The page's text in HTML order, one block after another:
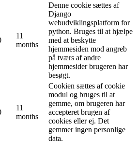
11
months
Denne cookie sættes af
Django
webudviklingsplatform for
python. Bruges til at hjælpe
med at beskytte
hjemmesiden mod angreb
på tværs af andre
hjemmesider brugeren har
besøgt.
11
months
Cookien sættes af cookie
modul og bruges til at
gemme, om brugeren har
accepteret brugen af ​​
cookies eller ej. Det
gemmer ingen personlige
data.